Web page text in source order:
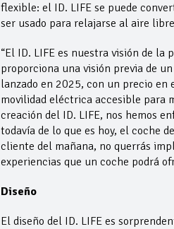
flexible: el ID. LIFE se puede
ser usado para relajarse al aire
“El ID. LIFE es nuestra visión de
proporciona una visión previa de
lanzado en 2025, con un precio en
movilidad eléctrica accesible para
creación del ID. LIFE, nos hemos
todavía de lo que es hoy, el coche
cliente del mañana, no querrás
experiencias que un coche podrá
Diseño
El diseño del ID. LIFE es